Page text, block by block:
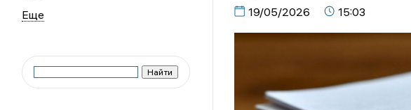
19/05/2026 15:03